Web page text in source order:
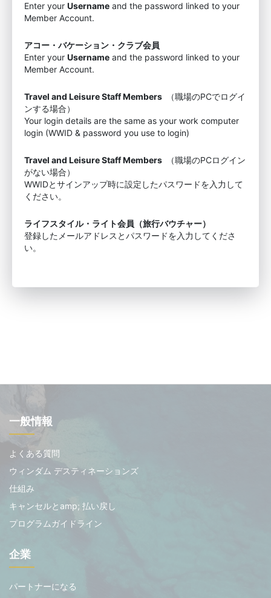
Enter your Username and the password linked to your
Member Account.
アコー・バケーション・クラブ会員
Enter your Username and the password linked to your
Member Account.
Travel and Leisure Staff Members
（職場のPCでログイ
ンする場合）
Your login details are the same as your work computer
login (WWID & password you use to login)
Travel and Leisure Staff Members
（職場のPCログイン
がない場合）
WWIDとサインアップ時に設定したパスワードを入力して
ください。
ライフスタイル・ライト会員（旅行バウチャー）
登録したメールアドレスとパスワードを入力してくださ
い。
一般情報
よくある質問
ウィンダム デスティネーションズ
仕組み
キャンセルとamp; 払い戻し
プログラムガイドライン
企業
パートナーになる